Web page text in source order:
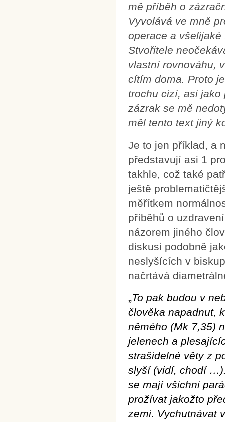
mě příběh o
Vyvolává ve mně
operace a
Stvořitele
vlastní rovnováhu,
cítím doma. Proto
trochu cizí, asi jako
zázrak se mě
měl tento text jiný
Je to jen příklad, a
představují asi 1
takhle, což také
ještě
měřítkem
příběhů o
názorem jiného
diskusi podobně
neslyšících v
načrtává
„To pak budou v
člověka napadnut,
němého (Mk 7,35)
jelenech a
strašidelné věty z
slyší (vidí, chodí
se mají všichni
prožívat jakožto
zemi. Vychutnávat